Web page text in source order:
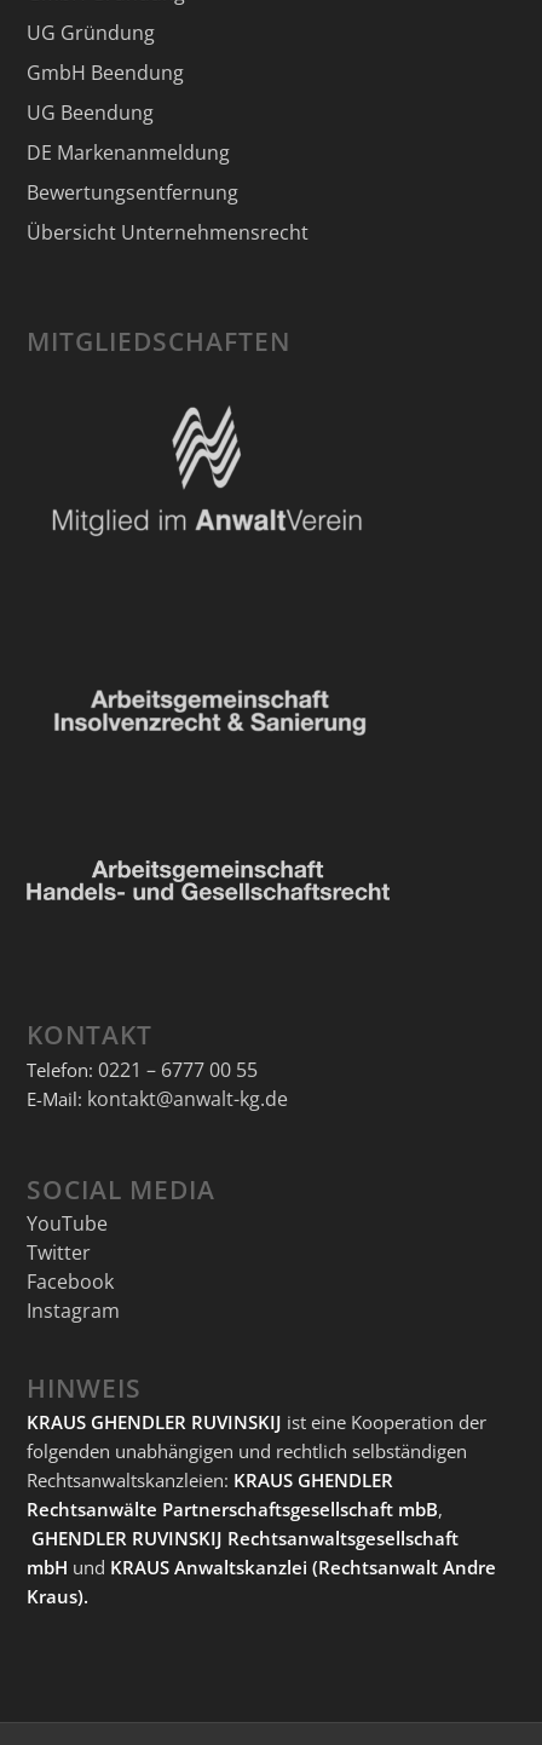
UG Gründung
GmbH Beendung
UG Beendung
DE Markenanmeldung
Bewertungsentfernung
Übersicht Unternehmensrecht
MITGLIEDSCHAFTEN
KONTAKT
Telefon: 0221 – 6777 00 55
E-Mail: kontakt@anwalt-kg.de
SOCIAL MEDIA
YouTube
Twitter
Facebook
Instagram
HINWEIS
KRAUS GHENDLER RUVINSKIJ ist eine Kooperation der
folgenden unabhängigen und rechtlich selbständigen
Rechtsanwaltskanzleien: KRAUS GHENDLER
Rechtsanwälte Partnerschaftsgesellschaft mbB,
GHENDLER RUVINSKIJ Rechtsanwaltsgesellschaft
mbH und KRAUS Anwaltskanzlei (Rechtsanwalt Andre
Kraus).